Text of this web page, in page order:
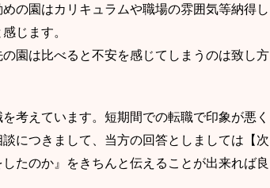
の園はカリキュラムや職場の雰囲気等納得し
じます。
園は比べると不安を感じてしまうのは致し方
考えています。短期間での転職で印象が悪く
につきまして、当方の回答としましては【次
たのか』をきちんと伝えることが出来れば良